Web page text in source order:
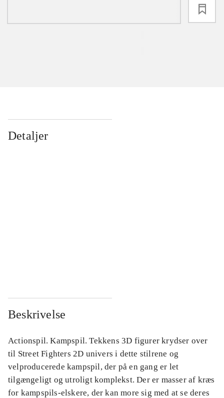
Detaljer
Beskrivelse
Actionspil. Kampspil. Tekkens 3D figurer krydser over
til Street Fighters 2D univers i dette stilrene og
velproducerede kampspil, der på en gang er let
tilgængeligt og utroligt komplekst. Der er masser af kræs
for kampspils-elskere, der kan more sig med at se deres